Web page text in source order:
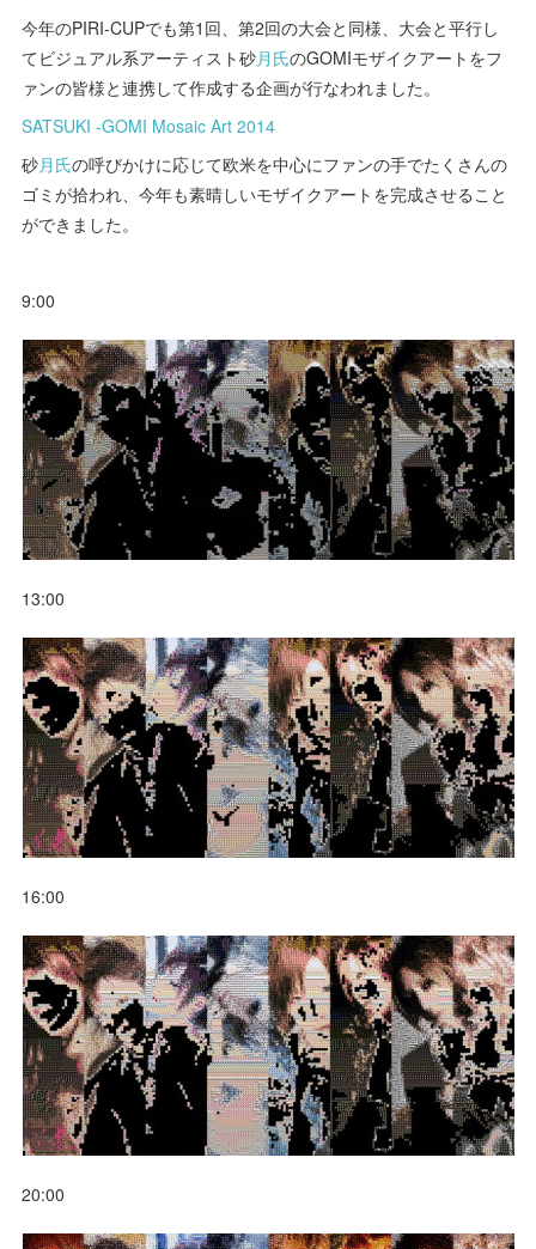
今年のPIRI-CUPでも第1回、第2回の大会と同様、大会と平行し
てビジュアル系アーティスト砂月氏のGOMIモザイクアートをフ
ァンの皆様と連携して作成する企画が行なわれました。
SATSUKI -GOMI Mosaic Art 2014
砂月氏の呼びかけに応じて欧米を中心にファンの手でたくさんの
ゴミが拾われ、今年も素晴しいモザイクアートを完成させること
ができました。
9:00
13:00
16:00
20:00